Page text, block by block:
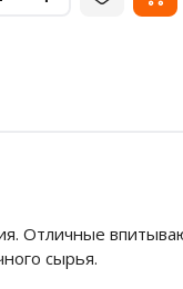
Отличные
сырья.